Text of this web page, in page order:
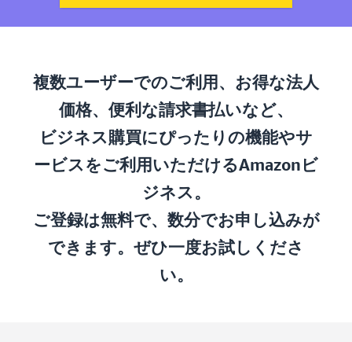
複数ユーザーでのご利用、お得な法人
価格、便利な請求書払いなど、
ビジネス購買にぴったりの機能やサ
ービスをご利用いただけるAmazonビ
ジネス。
ご登録は無料で、数分でお申し込みが
できます。ぜひ一度お試しくださ
い。